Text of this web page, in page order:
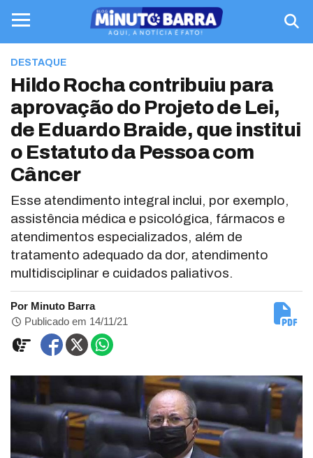
DESTAQUE
Hildo Rocha contribuiu para
aprovação do Projeto de Lei,
de Eduardo Braide, que institui
o Estatuto da Pessoa com
Câncer
Esse atendimento integral inclui, por exemplo,
assistência médica e psicológica, fármacos e
atendimentos especializados, além de
tratamento adequado da dor, atendimento
multidisciplinar e cuidados paliativos.
Por Minuto Barra
Publicado em 14/11/21